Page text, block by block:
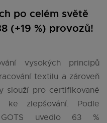
po celém světě
(+19 %) provozů!
vysokých principů
textilu a zároveň
slouží pro certifikované
zlepšování. Podle
GOTS uvedlo 63 %